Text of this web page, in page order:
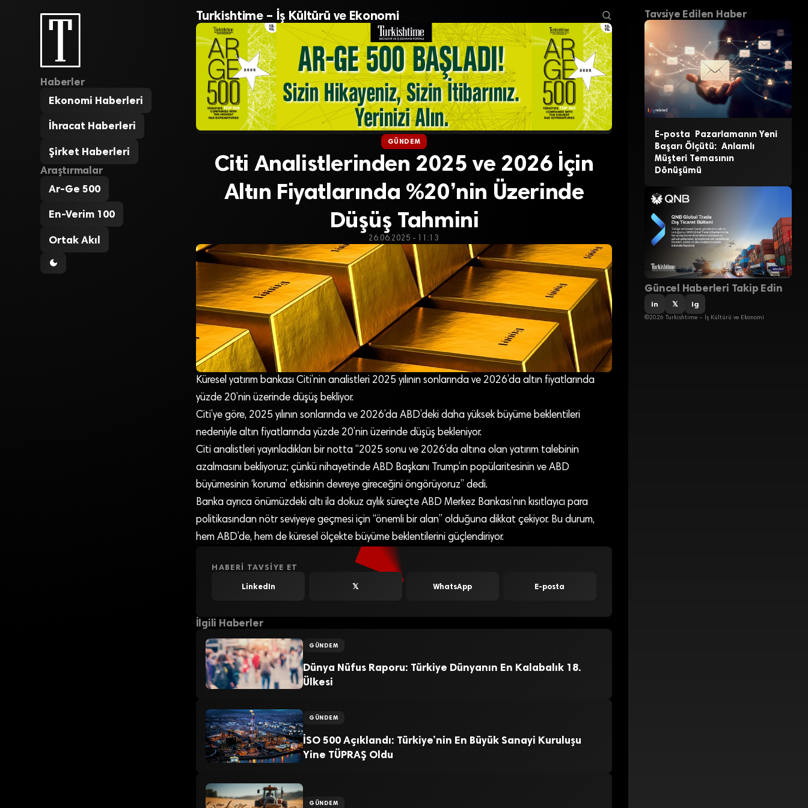
Haberler
Ekonomi Haberleri
İhracat Haberleri
Şirket Haberleri
Araştırmalar
Ar-Ge 500
En-Verim 100
Ortak Akıl
Turkishtime – İş Kültürü ve Ekonomi
GÜNDEM
Citi Analistlerinden 2025 ve 2026 İçin
Altın Fiyatlarında %20’nin Üzerinde
Düşüş Tahmini
26.06.2025 - 11:13
Küresel yatırım bankası Citi’nin analistleri 2025 yılının sonlarında ve 2026’da altın fiyatlarında
yüzde 20’nin üzerinde düşüş bekliyor.
Citi’ye göre, 2025 yılının sonlarında ve 2026’da ABD’deki daha yüksek büyüme beklentileri
nedeniyle altın fiyatlarında yüzde 20’nin üzerinde düşüş bekleniyor.
Citi analistleri yayınladıkları bir notta “2025 sonu ve 2026’da altına olan yatırım talebinin
azalmasını bekliyoruz; çünkü nihayetinde ABD Başkanı Trump’ın popülaritesinin ve ABD
büyümesinin ‘koruma’ etkisinin devreye gireceğini öngörüyoruz” dedi.
Banka ayrıca önümüzdeki altı ila dokuz aylık süreçte ABD Merkez Bankası’nın kısıtlayıcı para
politikasından nötr seviyeye geçmesi için “önemli bir alan” olduğuna dikkat çekiyor. Bu durum,
hem ABD’de, hem de küresel ölçekte büyüme beklentilerini güçlendiriyor.
HABERI TAVSIYE ET
LinkedIn 𝕏 WhatsApp E-posta
İlgili Haberler
GÜNDEM
Dünya Nüfus Raporu: Türkiye Dünyanın En Kalabalık 18.
Ülkesi
GÜNDEM
İSO 500 Açıklandı: Türkiye’nin En Büyük Sanayi Kuruluşu
Yine TÜPRAŞ Oldu
GÜNDEM
Tavsiye Edilen Haber
E-posta Pazarlamanın Yeni
Başarı Ölçütü: Anlamlı
Müşteri Temasının
Dönüşümü
Güncel Haberleri Takip Edin
in 𝕏 ig
©2026 Turkishtime – İş Kültürü ve Ekonomi